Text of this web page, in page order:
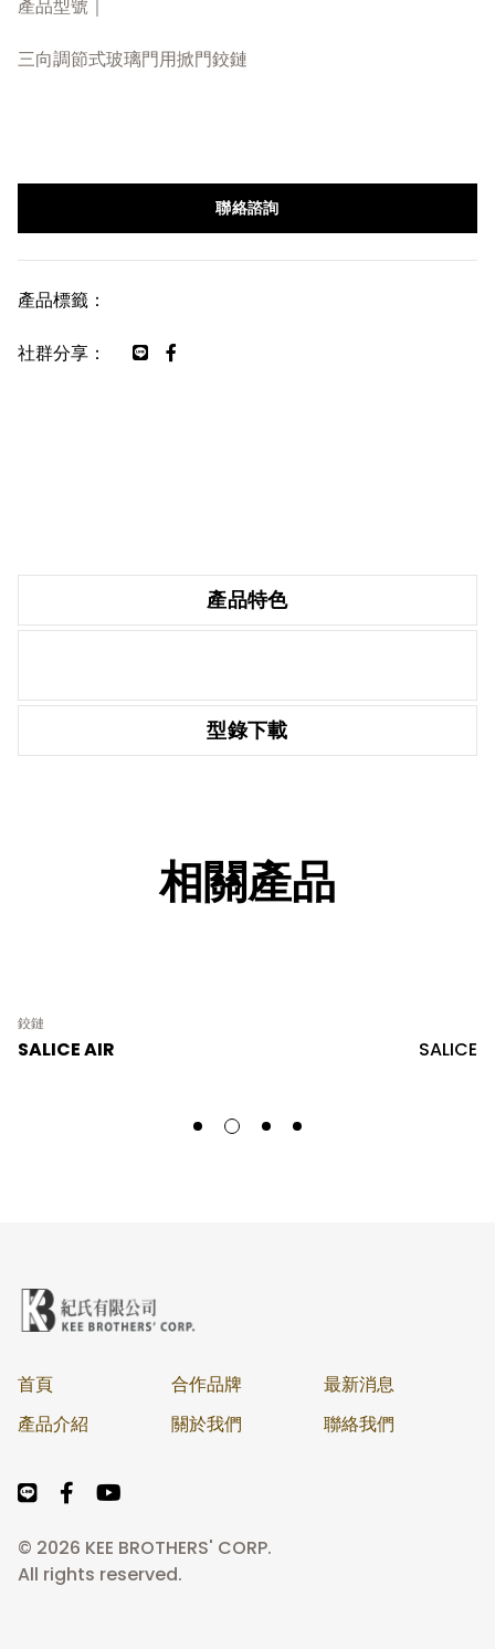
產品型號｜
三向調節式玻璃門用掀門鉸鏈
聯絡諮詢
產品標籤：
社群分享：
產品特色
型錄下載
相關產品
鉸鏈
SALICE AIR SALICE
首頁
產品介紹
合作品牌
關於我們
最新消息
聯絡我們
© 2026 KEE BROTHERS' CORP.
All rights reserved.